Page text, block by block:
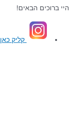
דילוג
היי ברוכים הבאים!
קליק כאן